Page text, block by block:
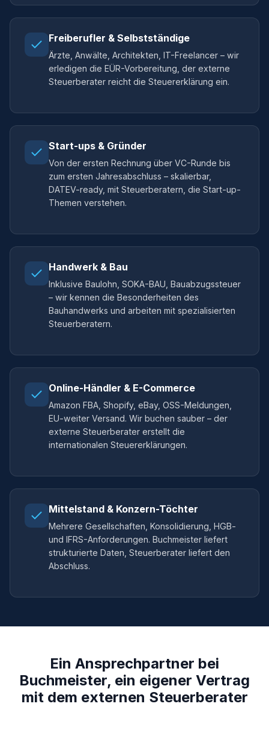
Freiberufler & Selbstständige
Ärzte, Anwälte, Architekten, IT-Freelancer – wir
erledigen die EÜR-Vorbereitung, der externe
Steuerberater reicht die Steuererklärung ein.
Start-ups & Gründer
Von der ersten Rechnung über VC-Runde bis
zum ersten Jahresabschluss – skalierbar,
DATEV-ready, mit Steuerberatern, die Start-up-
Themen verstehen.
Handwerk & Bau
Inklusive Baulohn, SOKA-BAU, Bauabzugssteuer
– wir kennen die Besonderheiten des
Bauhandwerks und arbeiten mit spezialisierten
Steuerberatern.
Online-Händler & E-Commerce
Amazon FBA, Shopify, eBay, OSS-Meldungen,
EU-weiter Versand. Wir buchen sauber – der
externe Steuerberater erstellt die
internationalen Steuererklärungen.
Mittelstand & Konzern-Töchter
Mehrere Gesellschaften, Konsolidierung, HGB-
und IFRS-Anforderungen. Buchmeister liefert
strukturierte Daten, Steuerberater liefert den
Abschluss.
Ein Ansprechpartner bei
Buchmeister, ein eigener Vertrag
mit dem externen Steuerberater